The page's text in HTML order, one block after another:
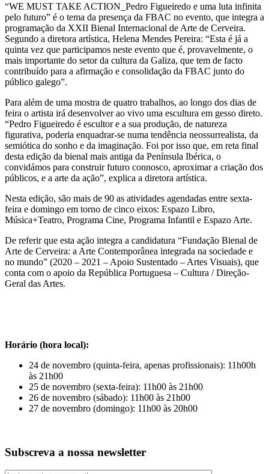
“WE MUST TAKE ACTION_Pedro Figueiredo e uma luta infinita
pelo futuro” é o tema da presença da FBAC no evento, que integra a
programação da XXII Bienal Internacional de Arte de Cerveira.
Segundo a diretora artística, Helena Mendes Pereira: “Esta é já a
quinta vez que participamos neste evento que é, provavelmente, o
mais importante do setor da cultura da Galiza, que tem de facto
contribuído para a afirmação e consolidação da FBAC junto do
público galego”.
Para além de uma mostra de quatro trabalhos, ao longo dos dias de
feira o artista irá desenvolver ao vivo uma escultura em gesso direto.
“Pedro Figueiredo é escultor e a sua produção, de natureza
figurativa, poderia enquadrar-se numa tendência neossurrealista, da
semiótica do sonho e da imaginação. Foi por isso que, em reta final
desta edição da bienal mais antiga da Península Ibérica, o
convidámos para construir futuro connosco, aproximar a criação dos
públicos, e a arte da ação”, explica a diretora artística.
Nesta edição, são mais de 90 as atividades agendadas entre sexta-
feira e domingo em torno de cinco eixos: Espazo Libro,
Música+Teatro, Programa Cine, Programa Infantil e Espazo Arte.
De referir que esta ação integra a candidatura “Fundação Bienal de
Arte de Cerveira: a Arte Contemporânea integrada na sociedade e
no mundo” (2020 – 2021 – Apoio Sustentado – Artes Visuais), que
conta com o apoio da República Portuguesa – Cultura / Direção-
Geral das Artes.
Horário (hora local):
24 de novembro (quinta-feira, apenas profissionais): 11h00h
às 21h00
25 de novembro (sexta-feira): 11h00 às 21h00
26 de novembro (sábado): 11h00 às 21h00
27 de novembro (domingo): 11h00 às 20h00
Subscreva a nossa newsletter